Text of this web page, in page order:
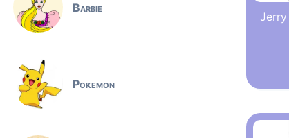
Barbie
Pokemon
Jerry